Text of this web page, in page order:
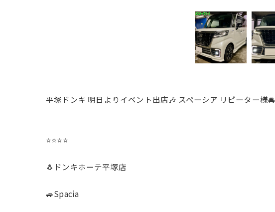
平塚ドンキ 明日よりイベント出店🎶 スペーシア リピーター様🚘
⭐️⭐️⭐️⭐️
🐧ドンキホーテ平塚店
🚙Spacia